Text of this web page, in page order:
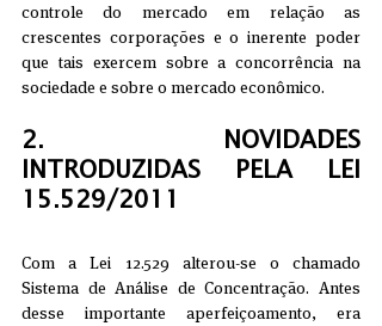
controle do mercado em relação as
crescentes corporações e o inerente poder
que tais exercem sobre a concorrência na
sociedade e sobre o mercado econômico.
2.     NOVIDADES
INTRODUZIDAS PELA LEI
15.529/2011
Com a Lei 12.529 alterou-se o chamado
Sistema de Análise de Concentração. Antes
desse importante aperfeiçoamento, era